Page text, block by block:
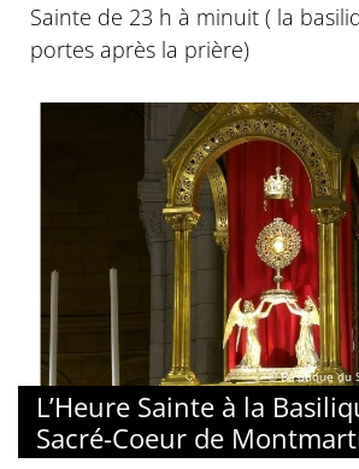
Sainte de 23 h à minuit ( la
portes après la prière)
© Basilique du
L’Heure Sainte à la
Sacré-Coeur de